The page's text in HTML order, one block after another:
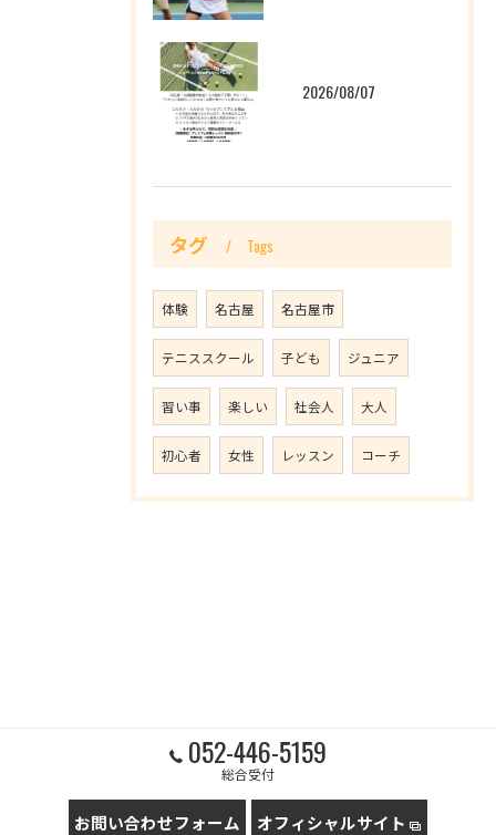
2026/08/07
タグ Tags
体験 名古屋 名古屋市
テニススクール 子ども ジュニア
習い事 楽しい 社会人 大人
初心者 女性 レッスン コーチ
052-446-5159
総合受付
お問い合わせフォーム オフィシャルサイト